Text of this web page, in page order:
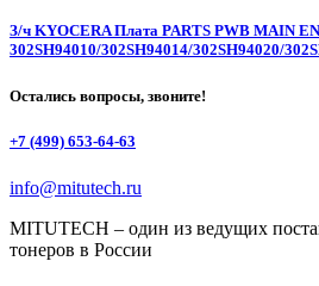
З/ч KYOCERA Плата PARTS PWB MAIN
302SH94010/302SH94014/302SH94020/
Остались вопросы, звоните!
+7 (499) 653-64-63
info@mitutech.ru
MITUTECH – один из ведущих
тонеров в России